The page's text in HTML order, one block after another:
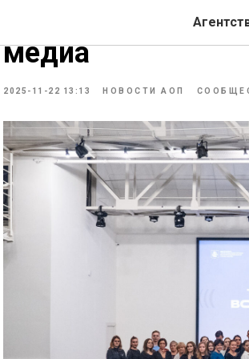
Семинар по
медиа
2025-11-22 13:13 НОВОСТИ АОП